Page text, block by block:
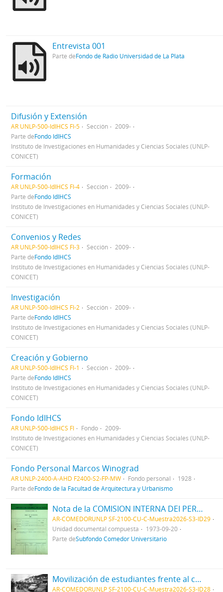
Entrevista 001
Parte deFondo de Radio Universidad de La Plata
Difusión y Extensión
AR UNLP-500-IdIHCS FI-5 Sección
2009-
Parte deFondo IdIHCS
Instituto de Investigaciones en Humanidades y Ciencias Sociales (UNLP-
CONICET)
Formación
AR UNLP-500-IdIHCS FI-4 Sección
2009-
Parte deFondo IdIHCS
Instituto de Investigaciones en Humanidades y Ciencias Sociales (UNLP-
CONICET)
Convenios y Redes
AR UNLP-500-IdIHCS FI-3 Sección
2009-
Parte deFondo IdIHCS
Instituto de Investigaciones en Humanidades y Ciencias Sociales (UNLP-
CONICET)
Investigación
AR UNLP-500-IdIHCS FI-2 Sección
2009-
Parte deFondo IdIHCS
Instituto de Investigaciones en Humanidades y Ciencias Sociales (UNLP-
CONICET)
Creación y Gobierno
AR UNLP-500-IdIHCS FI-1 Sección
2009-
Parte deFondo IdIHCS
Instituto de Investigaciones en Humanidades y Ciencias Sociales (UNLP-
CONICET)
Fondo IdIHCS
AR UNLP-500-IdIHCS FI Fondo
2009-
Instituto de Investigaciones en Humanidades y Ciencias Sociales (UNLP-
CONICET)
Fondo Personal Marcos Winograd
AR UNLP-2400-A-AHD F2400-S2-FP-MW Fondo personal
1928
Parte deFondo de la Facultad de Arquitectura y Urbanismo
Nota de la COMISION INTERNA DEI PERSONAL NO DOCENTE DEL COLEGIO NACIONAL en repudio al atentado 1973
AR-COMEDORUNLP SF-2100-CU-C-Muestra2026-S3-ID29
Unidad documental compuesta
1973-09-20
Parte deSubfondo Comedor Universitario
Movilización de estudiantes frente al comedor
AR-COMEDORUNLP SF-2100-CU-C-Muestra2026-S3-ID28